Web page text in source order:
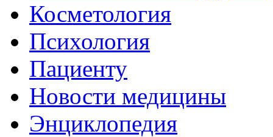
Косметология
Психология
Пациенту
Новости медицины
Энциклопедия